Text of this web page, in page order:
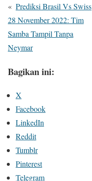
« Prediksi Brasil Vs Swiss
28 November 2022: Tim
Samba Tampil Tanpa
Neymar
Bagikan ini:
X
Facebook
LinkedIn
Reddit
Tumblr
Pinterest
Telegram